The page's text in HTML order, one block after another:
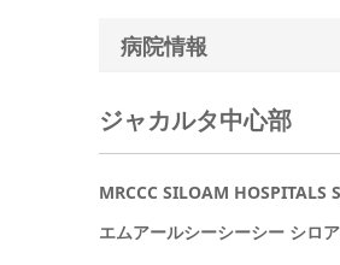
病院情報
ジャカルタ中心部
MRCCC SILOAM HOSPITALS
エムアールシーシーシー シロ